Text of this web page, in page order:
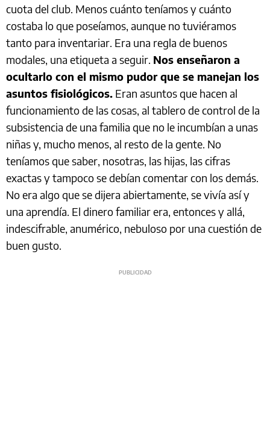
cuota del club. Menos cuánto teníamos y cuánto
costaba lo que poseíamos, aunque no tuviéramos
tanto para inventariar. Era una regla de buenos
modales, una etiqueta a seguir. Nos enseñaron a
ocultarlo con el mismo pudor que se manejan los
asuntos fisiológicos. Eran asuntos que hacen al
funcionamiento de las cosas, al tablero de control de la
subsistencia de una familia que no le incumbían a unas
niñas y, mucho menos, al resto de la gente. No
teníamos que saber, nosotras, las hijas, las cifras
exactas y tampoco se debían comentar con los demás.
No era algo que se dijera abiertamente, se vivía así y
una aprendía. El dinero familiar era, entonces y allá,
indescifrable, anumérico, nebuloso por una cuestión de
buen gusto.